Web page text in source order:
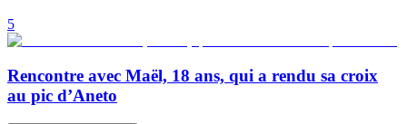
5
Rencontre avec Maël, 18 ans, qui a rendu sa croix
au pic d’Aneto